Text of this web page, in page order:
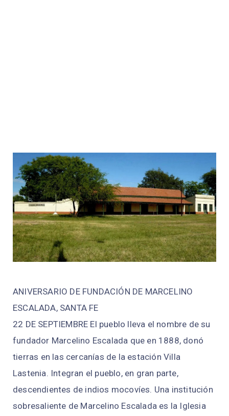
ANIVERSARIO DE FUNDACIÓN DE MARCELINO
ESCALADA, SANTA FE
22 DE SEPTIEMBRE El pueblo lleva el nombre de su
fundador Marcelino Escalada que en 1888, donó
tierras en las cercanías de la estación Villa
Lastenia. Integran el pueblo, en gran parte,
descendientes de indios mocovíes. Una institución
sobresaliente de Marcelino Escalada es la Iglesia